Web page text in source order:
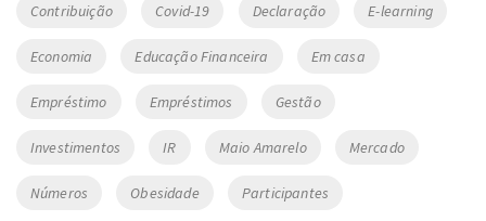
Contribuição Covid-19 Declaração E-learning
Economia Educação Financeira Em casa
Empréstimo Empréstimos Gestão
Investimentos IR Maio Amarelo Mercado
Números Obesidade Participantes